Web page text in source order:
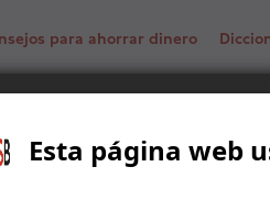
Esta página web
para ahorrar dinero
mercado de bloques?